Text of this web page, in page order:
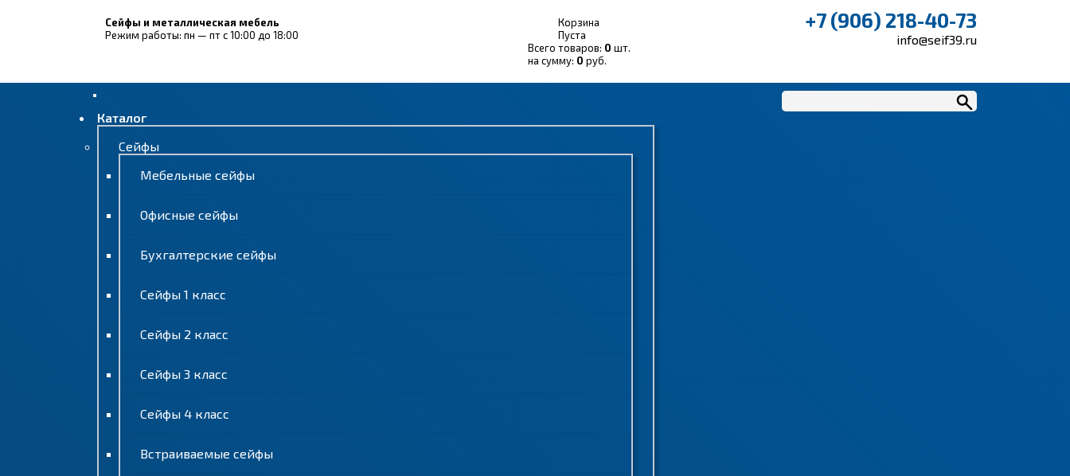
Сейфы и металлическая мебель
Режим работы: пн — пт с 10:00 до 18:00
Корзина
Пуста
Всего товаров: 0 шт.
на сумму: 0 руб.
+7 (906) 218-40-73
info@seif39.ru
Каталог
Сейфы
Мебельные сейфы
Офисные сейфы
Бухгалтерские сейфы
Сейфы 1 класс
Сейфы 2 класс
Сейфы 3 класс
Сейфы 4 класс
Встраиваемые сейфы